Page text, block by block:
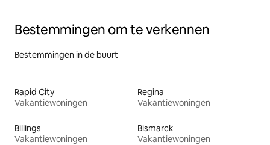
Bestemmingen om te verkennen
Bestemmingen in de buurt
Rapid City
Vakantiewoningen
Regina
Vakantiewoningen
Billings
Vakantiewoningen
Bismarck
Vakantiewoningen